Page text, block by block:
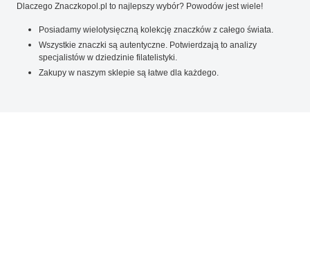
Dlaczego Znaczkopol.pl to najlepszy wybór? Powodów jest wiele!
Posiadamy wielotysięczną kolekcję znaczków z całego świata.
Wszystkie znaczki są autentyczne. Potwierdzają to analizy
specjalistów w dziedzinie filatelistyki.
Zakupy w naszym sklepie są łatwe dla każdego.